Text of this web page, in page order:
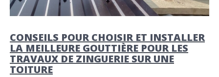
CONSEILS POUR CHOISIR ET INSTALLER
LA MEILLEURE GOUTTIÈRE POUR LES
TRAVAUX DE ZINGUERIE SUR UNE
TOITURE